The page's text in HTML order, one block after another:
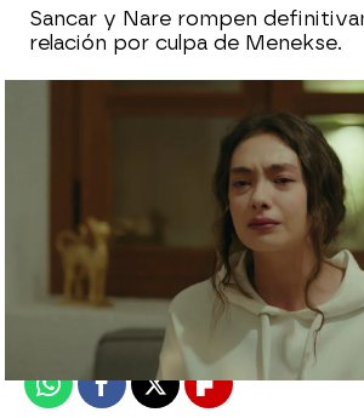
Sancar y Nare rompen
relación por culpa de Menekse.
Nova
Publicado:31 de agosto de 2022,
WhatsappFacebook
X Flipboard